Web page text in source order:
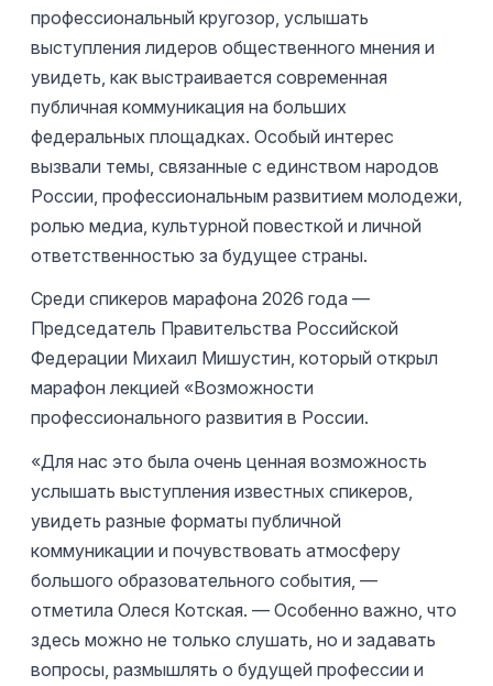
профессиональный кругозор, услышать
выступления лидеров общественного мнения и
увидеть, как выстраивается современная
публичная коммуникация на больших
федеральных площадках. Особый интерес
вызвали темы, связанные с единством народов
России, профессиональным развитием молодежи,
ролью медиа, культурной повесткой и личной
ответственностью за будущее страны.
Среди спикеров марафона 2026 года —
Председатель Правительства Российской
Федерации Михаил Мишустин, который открыл
марафон лекцией «Возможности
профессионального развития в России.
«Для нас это была очень ценная возможность
услышать выступления известных спикеров,
увидеть разные форматы публичной
коммуникации и почувствовать атмосферу
большого образовательного события, —
отметила Олеся Котская. — Особенно важно, что
здесь можно не только слушать, но и задавать
вопросы, размышлять о будущей профессии и